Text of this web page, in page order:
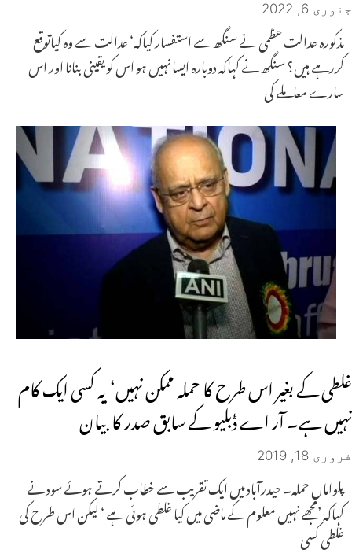
جنوری 6, 2022
مذکورہ عدالت عظمی نے سنگھ سے استفسار کیاکہ‘ عدالت سے وہ کیاتوقع
کررہے ہیں؟ سنگھ نے کہاکہ دوبارہ ایسا نہیں ہو اس کو یقینی بنانا اور اس
سارے معاملے کی
غلطی کے بغیر اس طرح کا حملہ ممکن نہیں‘ یہ کسی ایک کام
نہیں ہے۔ آر اے ڈبلیو کے سابق صدر کا بیان
فروری 18, 2019
پلواماں حملہ۔ حیدرآباد میں ایک تقریب سے خطاب کرتے ہوئے سود نے
کہاکہ ’مجھے نہیں معلوم کے ماضی میں کیا غلطی ہوئی ہے ‘ لیکن اس طرح کی
غلطی کسی